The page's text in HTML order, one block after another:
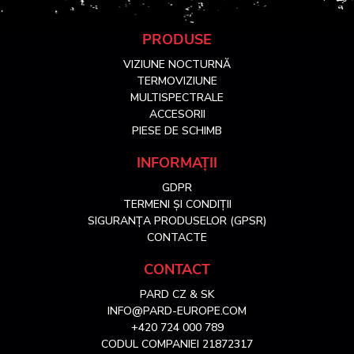
PRODUSE
VIZIUNE NOCTURNĂ
TERMOVIZIUNE
MULTISPECTRALE
ACCESORII
PIESE DE SCHIMB
INFORMAȚII
GDPR
TERMENI ȘI CONDIȚII
SIGURANȚA PRODUSELOR (GPSR)
CONTACTE
CONTACT
PARD CZ & SK
INFO@PARD-EUROPE.COM
+420 724 000 789
CODUL COMPANIEI 21872317